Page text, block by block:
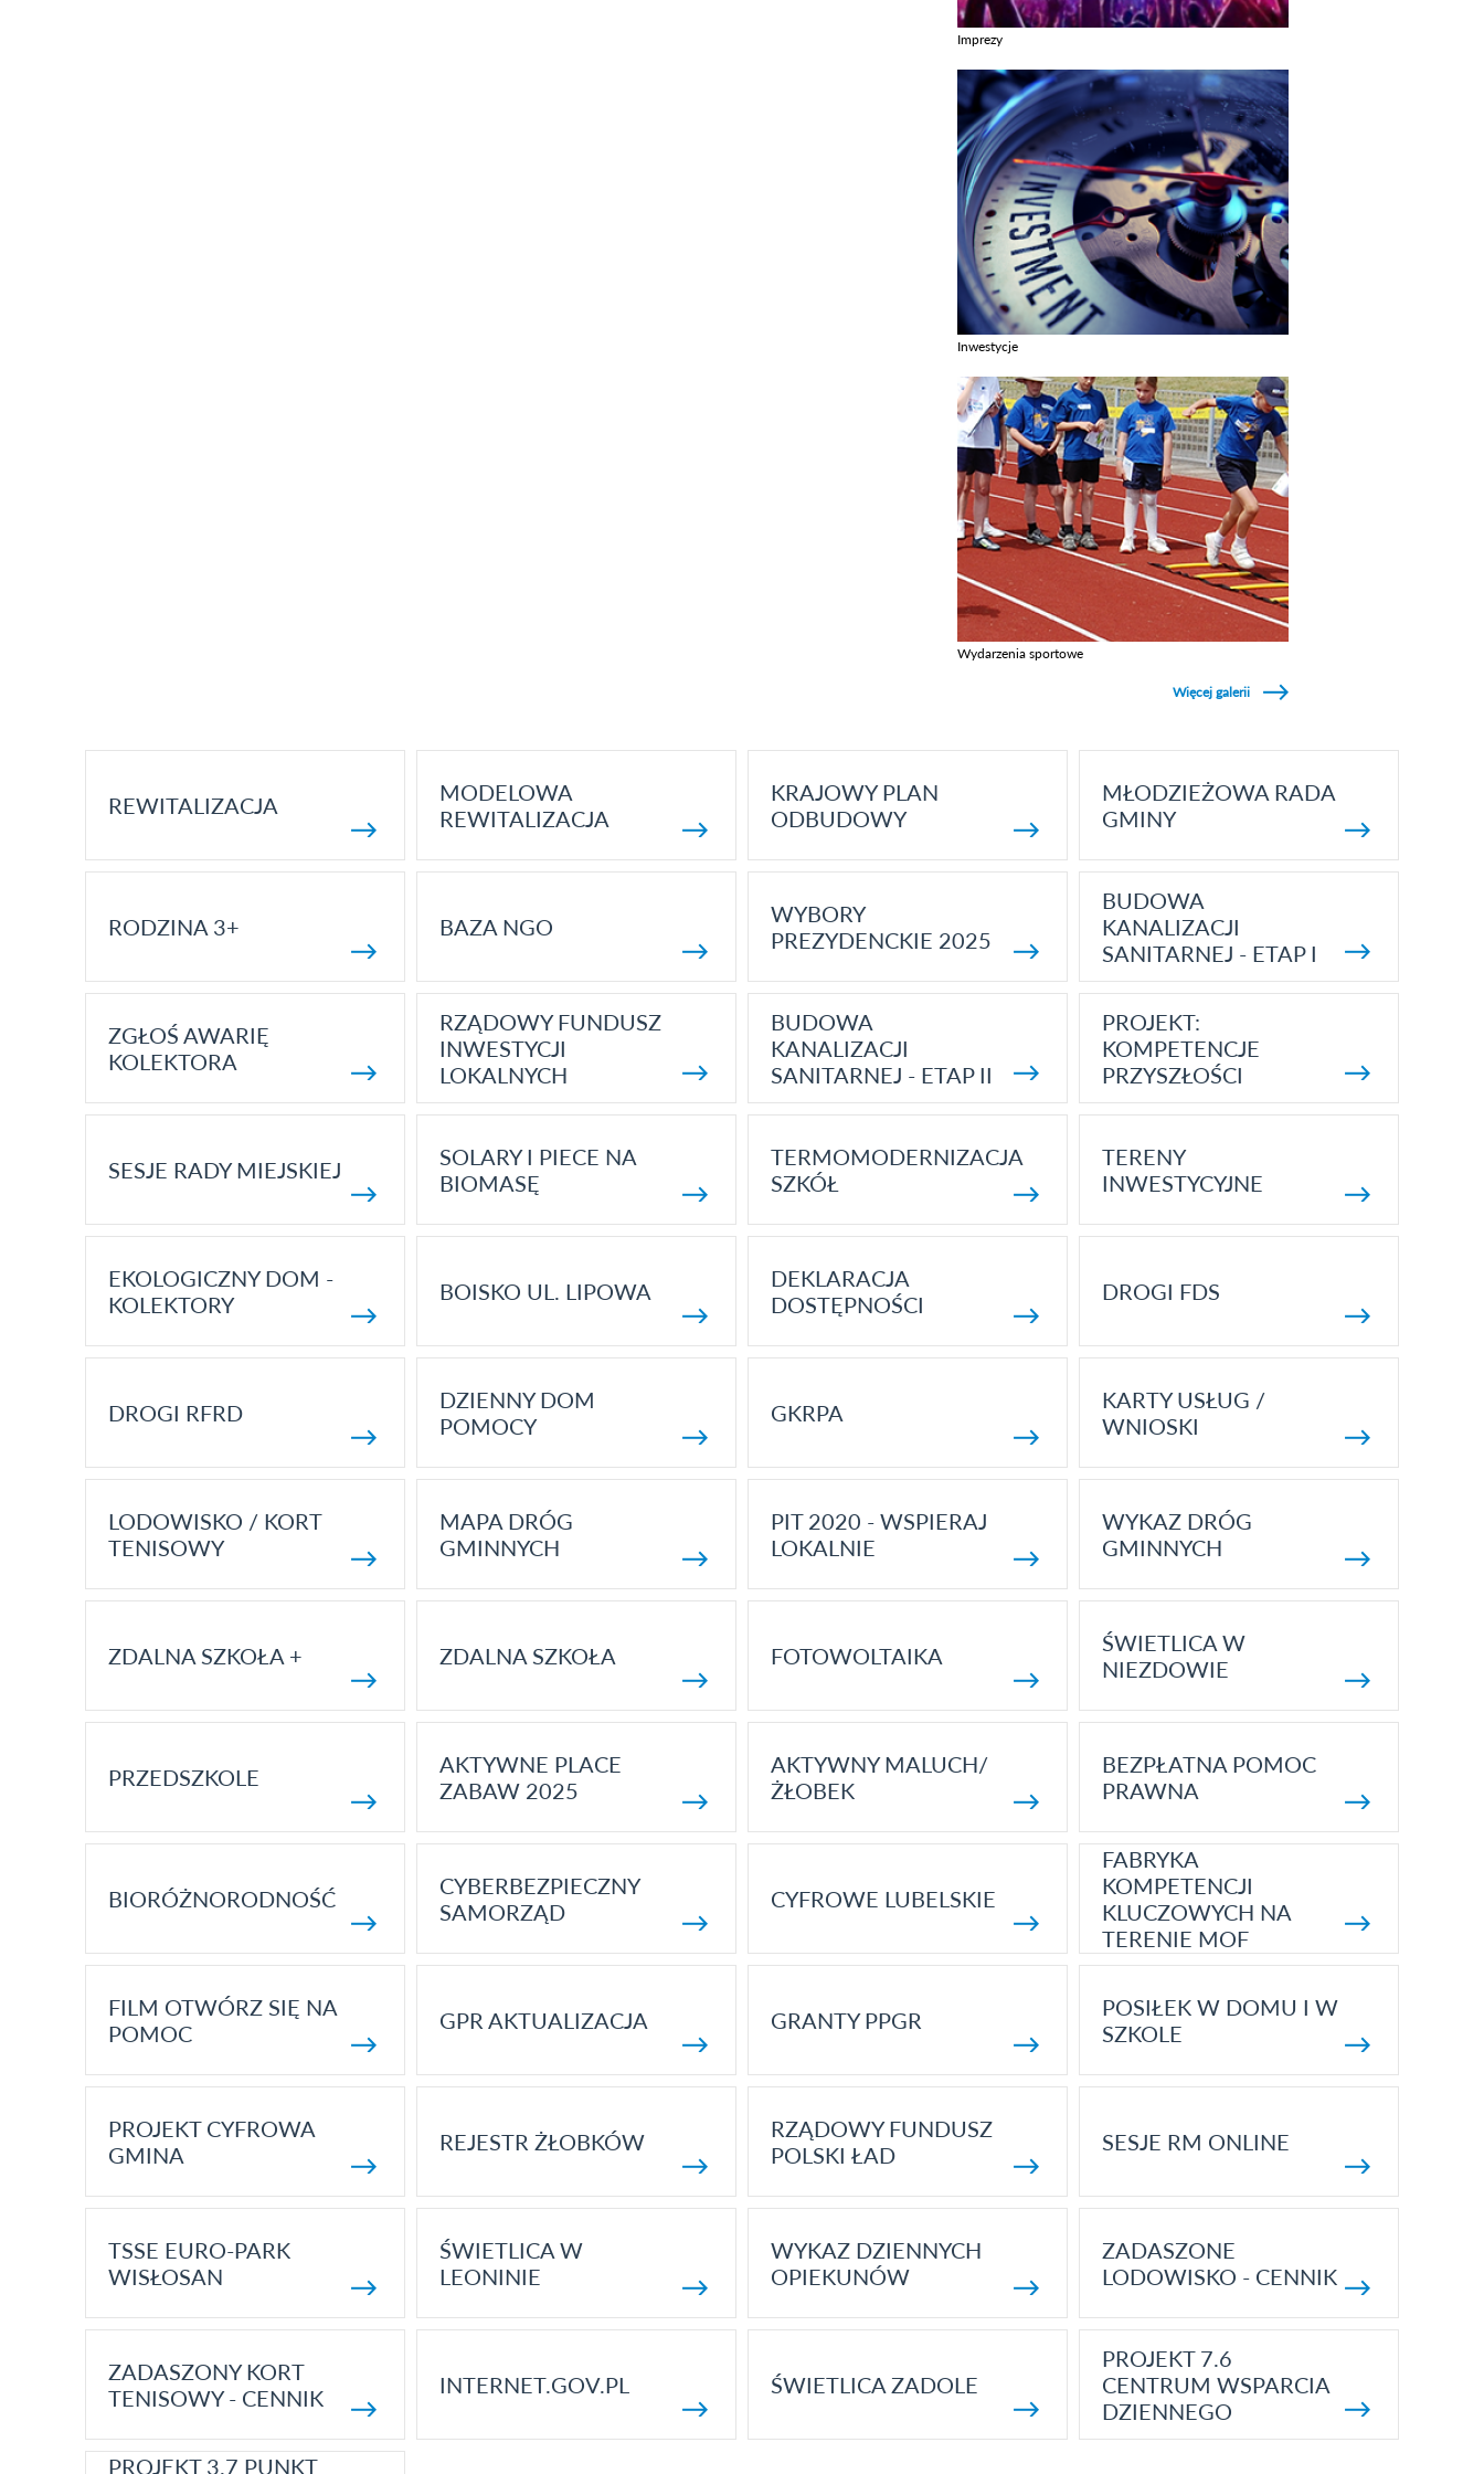
Imprezy
Inwestycje
Wydarzenia sportowe
Więcej galerii
REWITALIZACJA
MODELOWA
REWITALIZACJA
KRAJOWY PLAN
ODBUDOWY
MŁODZIEŻOWA RADA
GMINY
RODZINA 3+ BAZA NGO
WYBORY
PREZYDENCKIE 2025
BUDOWA
KANALIZACJI
SANITARNEJ - ETAP I
ZGŁOŚ AWARIĘ
KOLEKTORA
RZĄDOWY FUNDUSZ
INWESTYCJI
LOKALNYCH
BUDOWA
KANALIZACJI
SANITARNEJ - ETAP II
PROJEKT:
KOMPETENCJE
PRZYSZŁOŚCI
SESJE RADY MIEJSKIEJ
SOLARY I PIECE NA
BIOMASĘ
TERMOMODERNIZACJA
SZKÓŁ
TERENY
INWESTYCYJNE
EKOLOGICZNY DOM -
KOLEKTORY
BOISKO UL. LIPOWA
DEKLARACJA
DOSTĘPNOŚCI
DROGI FDS
DROGI RFRD
DZIENNY DOM
POMOCY
GKRPA
KARTY USŁUG /
WNIOSKI
LODOWISKO / KORT
TENISOWY
MAPA DRÓG
GMINNYCH
PIT 2020 - WSPIERAJ
LOKALNIE
WYKAZ DRÓG
GMINNYCH
ZDALNA SZKOŁA + ZDALNA SZKOŁA FOTOWOLTAIKA
ŚWIETLICA W
NIEZDOWIE
PRZEDSZKOLE
AKTYWNE PLACE
ZABAW 2025
AKTYWNY MALUCH/
ŻŁOBEK
BEZPŁATNA POMOC
PRAWNA
BIORÓŻNORODNOŚĆ
CYBERBEZPIECZNY
SAMORZĄD
CYFROWE LUBELSKIE
FABRYKA
KOMPETENCJI
KLUCZOWYCH NA
TERENIE MOF
FILM OTWÓRZ SIĘ NA
POMOC
GPR AKTUALIZACJA GRANTY PPGR
POSIŁEK W DOMU I W
SZKOLE
PROJEKT CYFROWA
GMINA
REJESTR ŻŁOBKÓW
RZĄDOWY FUNDUSZ
POLSKI ŁAD
SESJE RM ONLINE
TSSE EURO-PARK
WISŁOSAN
ŚWIETLICA W
LEONINIE
WYKAZ DZIENNYCH
OPIEKUNÓW
ZADASZONE
LODOWISKO - CENNIK
ZADASZONY KORT
TENISOWY - CENNIK
INTERNET.GOV.PL ŚWIETLICA ZADOLE
PROJEKT 7.6
CENTRUM WSPARCIA
DZIENNEGO
PROJEKT 3.7 PUNKT